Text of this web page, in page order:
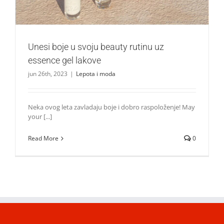
Unesi boje u svoju beauty rutinu uz
essence gel lakove
jun 26th, 2023 | Lepota i moda
Neka ovog leta zavladaju boje i dobro raspoloženje! May
your [...]
Read More 0